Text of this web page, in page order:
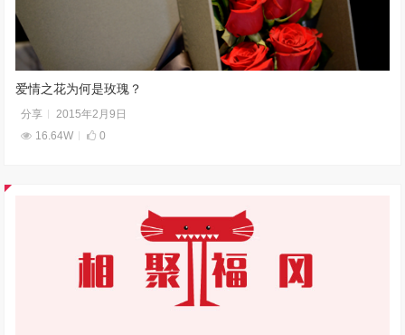
爱情之花为何是玫瑰？
分享
2015年2月9日
16.64W
0